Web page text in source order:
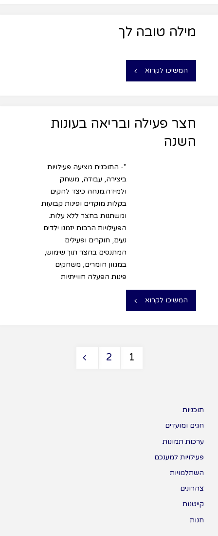
מילה טובה לך
המשיכו לקרוא
חצר פעילה ובריאה בעונות
השנה
"- התוכנית מציעה פעילויות
ביצירה, עבודה, משחק
ולמידה.מנחה כיצד להקים
בקלות מוקדים ופינות קבועות
ומשתנות בחצר ללא עלות.
הפעילויות הרבות יזמנו ילדים
נעים, חוקרים ופעילים
המתנסים בחצר תוך שימוש,
במגוון חומרים, משחקים
פינות הפעלה חווייתיות
המשיכו לקרוא
1
2
תוכניות
חגים ומועדים
ערכות תמונות
פעילויות למענכם
השתלמויות
צהרונים
קייטנות
חנות